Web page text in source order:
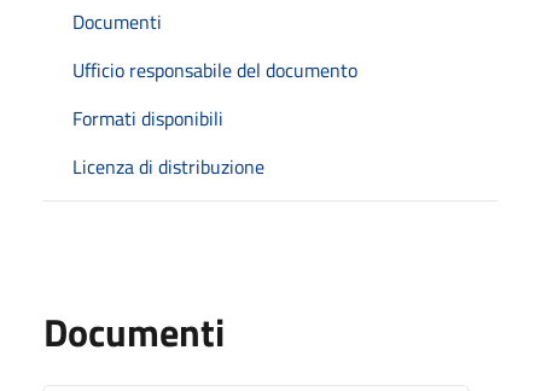
Documenti
Ufficio responsabile del documento
Formati disponibili
Licenza di distribuzione
Documenti